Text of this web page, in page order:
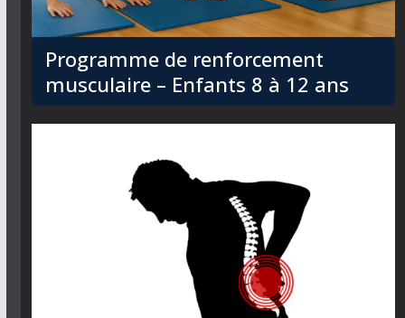
Programme de renforcement
musculaire – Enfants 8 à 12 ans